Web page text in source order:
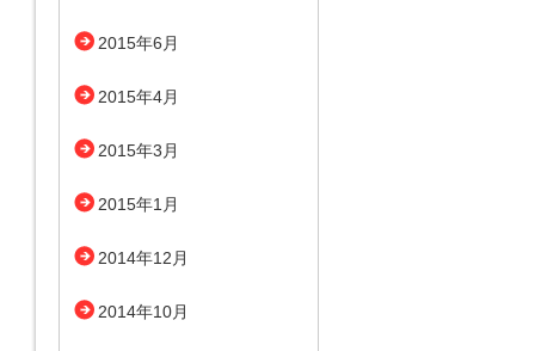
2015年6月
2015年4月
2015年3月
2015年1月
2014年12月
2014年10月